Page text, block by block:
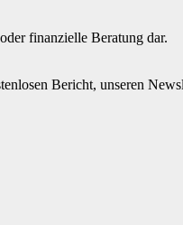
finanzielle Beratung dar.
Bericht, unseren